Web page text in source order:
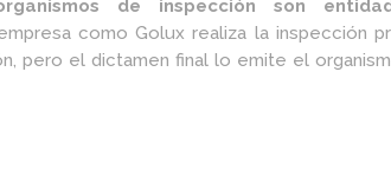
de inspección son
como Golux realiza la inspección
pero el dictamen final lo emite el